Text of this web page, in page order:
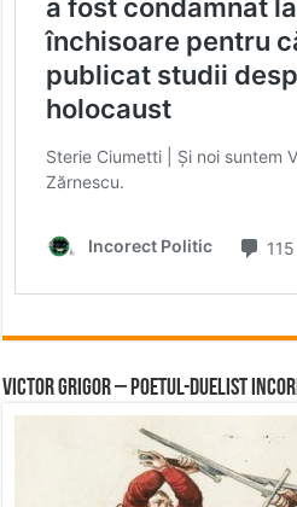
Victor Grigor – Poetul-Duelist